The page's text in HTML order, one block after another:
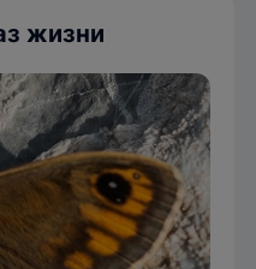
жизни